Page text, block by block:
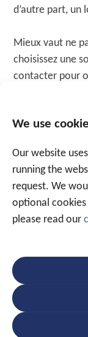
We use
Our website
running the
request. We
optional
please read our
d’autre part, un
Mieux vaut ne
choisissez une
contacter pour
permet d’aider